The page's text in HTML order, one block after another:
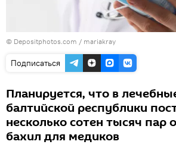
© Depositphotos.com / mariakray
Подписаться
Планируется, что в
балтийской республики
несколько сотен тысяч пар
бахил для медиков